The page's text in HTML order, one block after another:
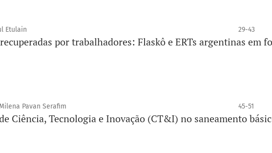
Etulain 29-43
por trabalhadores: Flaskô e ERTs argentinas em
Pavan Serafim 45-51
Ciência, Tecnologia e Inovação (CT&I) no saneamento